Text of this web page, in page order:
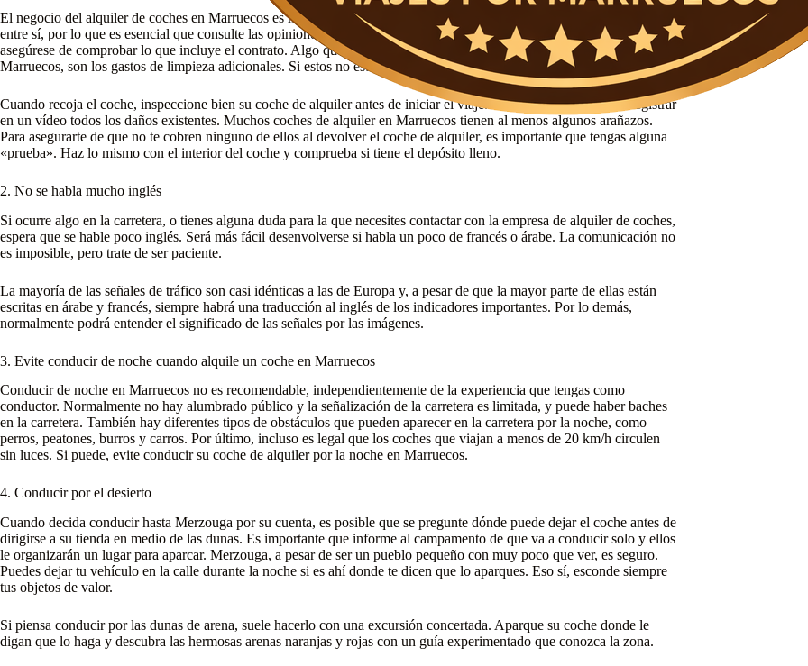
El negocio del alquiler de coches en Marruecos es muy competitivo. Hay muchas empresas de coches que compiten
entre sí, por lo que es esencial que consulte las opiniones de anteriores arrendatarios. Cuando haya tomado su decisión,
asegúrese de comprobar lo que incluye el contrato. Algo que hay que tener en cuenta cuando se alquila un coche en
Marruecos, son los gastos de limpieza adicionales. Si estos no están en su contrato, no tiene que pagar por esto.
Cuando recoja el coche, inspeccione bien su coche de alquiler antes de iniciar el viaje. Dé una vuelta y trate de registrar
en un vídeo todos los daños existentes. Muchos coches de alquiler en Marruecos tienen al menos algunos arañazos.
Para asegurarte de que no te cobren ninguno de ellos al devolver el coche de alquiler, es importante que tengas alguna
«prueba». Haz lo mismo con el interior del coche y comprueba si tiene el depósito lleno.
2. No se habla mucho inglés
Si ocurre algo en la carretera, o tienes alguna duda para la que necesites contactar con la empresa de alquiler de coches,
espera que se hable poco inglés. Será más fácil desenvolverse si habla un poco de francés o árabe. La comunicación no
es imposible, pero trate de ser paciente.
La mayoría de las señales de tráfico son casi idénticas a las de Europa y, a pesar de que la mayor parte de ellas están
escritas en árabe y francés, siempre habrá una traducción al inglés de los indicadores importantes. Por lo demás,
normalmente podrá entender el significado de las señales por las imágenes.
3. Evite conducir de noche cuando alquile un coche en Marruecos
Conducir de noche en Marruecos no es recomendable, independientemente de la experiencia que tengas como
conductor. Normalmente no hay alumbrado público y la señalización de la carretera es limitada, y puede haber baches
en la carretera. También hay diferentes tipos de obstáculos que pueden aparecer en la carretera por la noche, como
perros, peatones, burros y carros. Por último, incluso es legal que los coches que viajan a menos de 20 km/h circulen
sin luces. Si puede, evite conducir su coche de alquiler por la noche en Marruecos.
4. Conducir por el desierto
Cuando decida conducir hasta Merzouga por su cuenta, es posible que se pregunte dónde puede dejar el coche antes de
dirigirse a su tienda en medio de las dunas. Es importante que informe al campamento de que va a conducir solo y ellos
le organizarán un lugar para aparcar. Merzouga, a pesar de ser un pueblo pequeño con muy poco que ver, es seguro.
Puedes dejar tu vehículo en la calle durante la noche si es ahí donde te dicen que lo aparques. Eso sí, esconde siempre
tus objetos de valor.
Si piensa conducir por las dunas de arena, suele hacerlo con una excursión concertada. Aparque su coche donde le
digan que lo haga y descubra las hermosas arenas naranjas y rojas con un guía experimentado que conozca la zona.